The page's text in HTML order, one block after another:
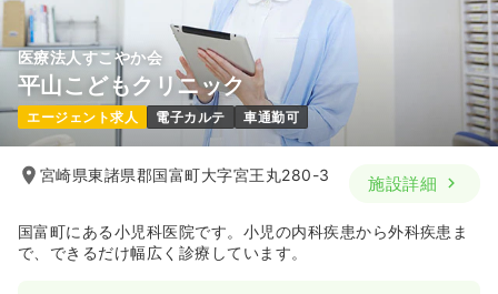
医療法人すこやか会
平山こどもクリニック
エージェント求人 電子カルテ 車通勤可
宮崎県東諸県郡国富町大字宮王丸280-3 施設詳細
国富町にある小児科医院です。小児の内科疾患から外科疾患ま
で、できるだけ幅広く診療しています。